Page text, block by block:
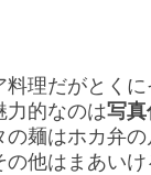
料理だがとく
力的なのは写真
の麺はホカ弁
他はまあい